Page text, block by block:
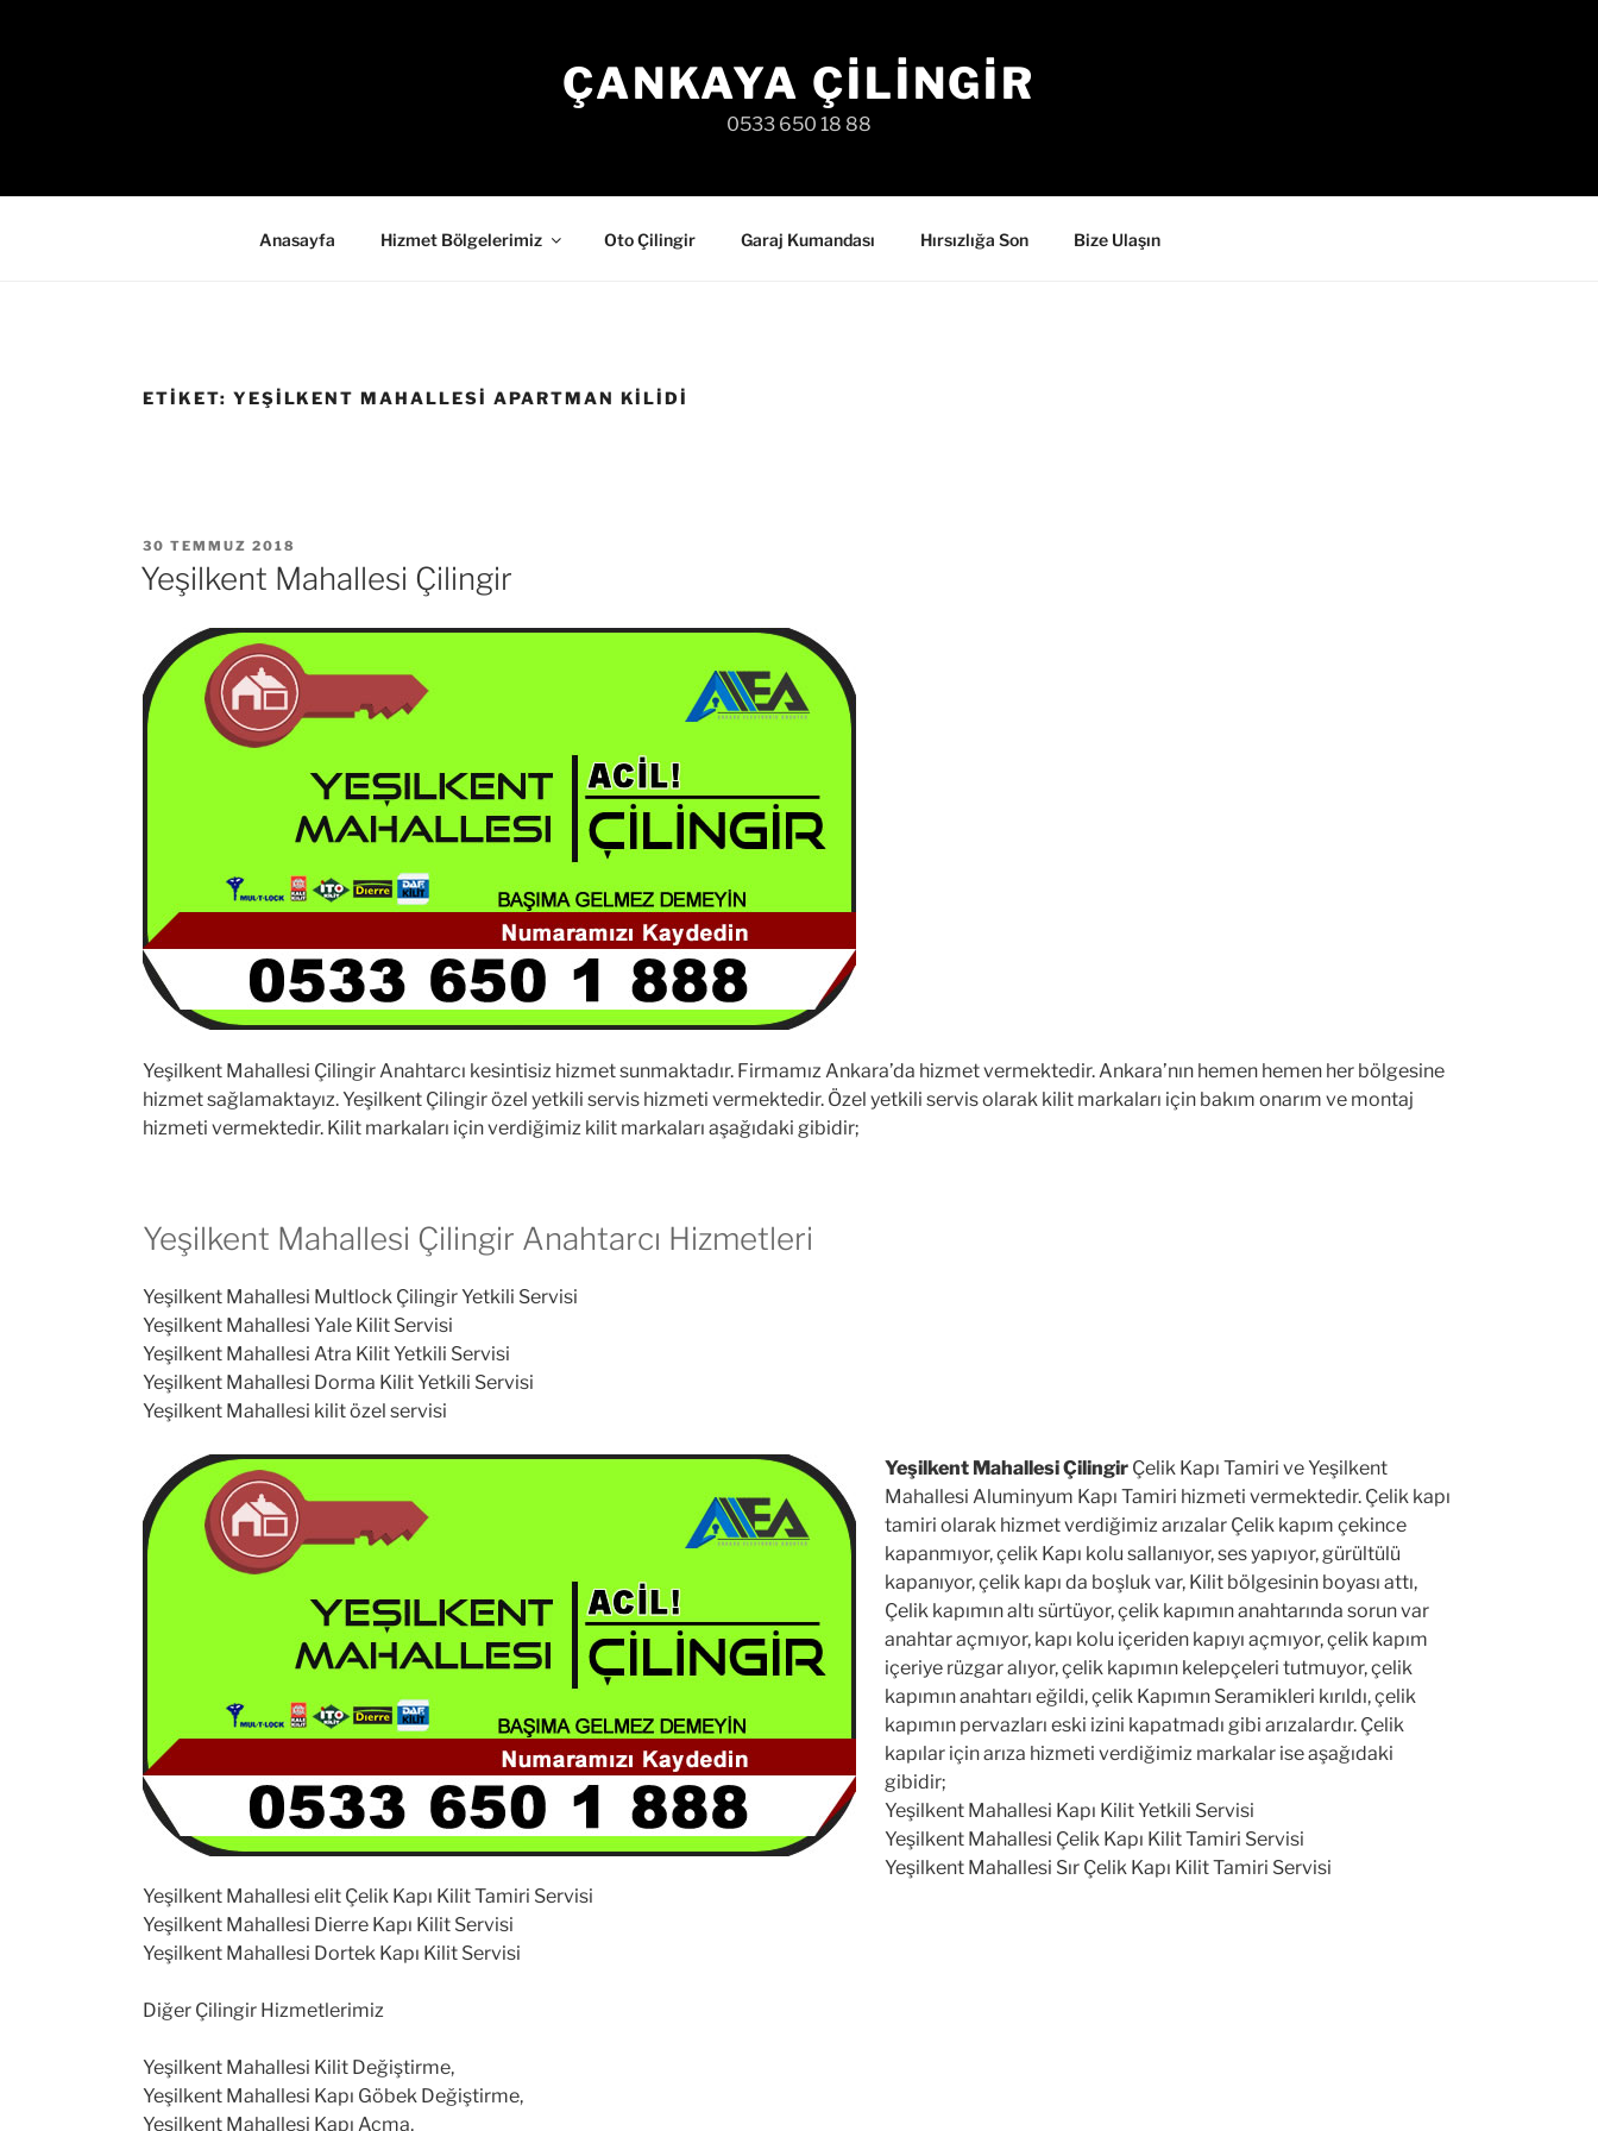
ÇANKAYA ÇILINGIR
0533 650 18 88
Anasayfa Hizmet Bölgelerimiz Oto Çilingir Garaj Kumandası Hırsızlığa Son Bize Ulaşın
ETIKET: YEŞILKENT MAHALLESI APARTMAN KILIDI
YAYIM
TARIHI
30 TEMMUZ 2018
Yeşilkent Mahallesi Çilingir
Yeşilkent Mahallesi Çilingir Anahtarcı kesintisiz hizmet sunmaktadır. Firmamız Ankara’da hizmet vermektedir. Ankara’nın hemen hemen her bölgesine
hizmet sağlamaktayız. Yeşilkent Çilingir özel yetkili servis hizmeti vermektedir. Özel yetkili servis olarak kilit markaları için bakım onarım ve montaj
hizmeti vermektedir. Kilit markaları için verdiğimiz kilit markaları aşağıdaki gibidir;
Yeşilkent Mahallesi Çilingir Anahtarcı Hizmetleri
Yeşilkent Mahallesi Multlock Çilingir Yetkili Servisi
Yeşilkent Mahallesi Yale Kilit Servisi
Yeşilkent Mahallesi Atra Kilit Yetkili Servisi
Yeşilkent Mahallesi Dorma Kilit Yetkili Servisi
Yeşilkent Mahallesi kilit özel servisi
Yeşilkent Mahallesi Çilingir Çelik Kapı Tamiri ve Yeşilkent
Mahallesi Aluminyum Kapı Tamiri hizmeti vermektedir. Çelik kapı
tamiri olarak hizmet verdiğimiz arızalar Çelik kapım çekince
kapanmıyor, çelik Kapı kolu sallanıyor, ses yapıyor, gürültülü
kapanıyor, çelik kapı da boşluk var, Kilit bölgesinin boyası attı,
Çelik kapımın altı sürtüyor, çelik kapımın anahtarında sorun var
anahtar açmıyor, kapı kolu içeriden kapıyı açmıyor, çelik kapım
içeriye rüzgar alıyor, çelik kapımın kelepçeleri tutmuyor, çelik
kapımın anahtarı eğildi, çelik Kapımın Seramikleri kırıldı, çelik
kapımın pervazları eski izini kapatmadı gibi arızalardır. Çelik
kapılar için arıza hizmeti verdiğimiz markalar ise aşağıdaki
gibidir;
Yeşilkent Mahallesi Kapı Kilit Yetkili Servisi
Yeşilkent Mahallesi Çelik Kapı Kilit Tamiri Servisi
Yeşilkent Mahallesi Sır Çelik Kapı Kilit Tamiri Servisi
Yeşilkent Mahallesi elit Çelik Kapı Kilit Tamiri Servisi
Yeşilkent Mahallesi Dierre Kapı Kilit Servisi
Yeşilkent Mahallesi Dortek Kapı Kilit Servisi
Diğer Çilingir Hizmetlerimiz
Yeşilkent Mahallesi Kilit Değiştirme,
Yeşilkent Mahallesi Kapı Göbek Değiştirme,
Yeşilkent Mahallesi Kapı Açma,